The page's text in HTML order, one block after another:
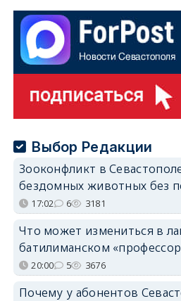
Выбор Редакции
Зооконфликт в
бездомных животных без
17:02 6 3181
Что может измениться в
батилиманском
20:00 5 3676
Почему у абонентов